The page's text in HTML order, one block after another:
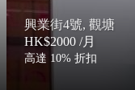
興業街4號, 觀塘
HK$2000 /月
高達 10% 折扣